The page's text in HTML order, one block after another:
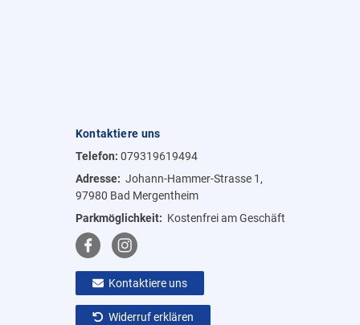
Kontaktiere uns
Telefon: 079319619494
Adresse: Johann-Hammer-Strasse 1,
97980 Bad Mergentheim
Parkmöglichkeit: Kostenfrei am Geschäft
Kontaktiere uns
Widerruf erklären